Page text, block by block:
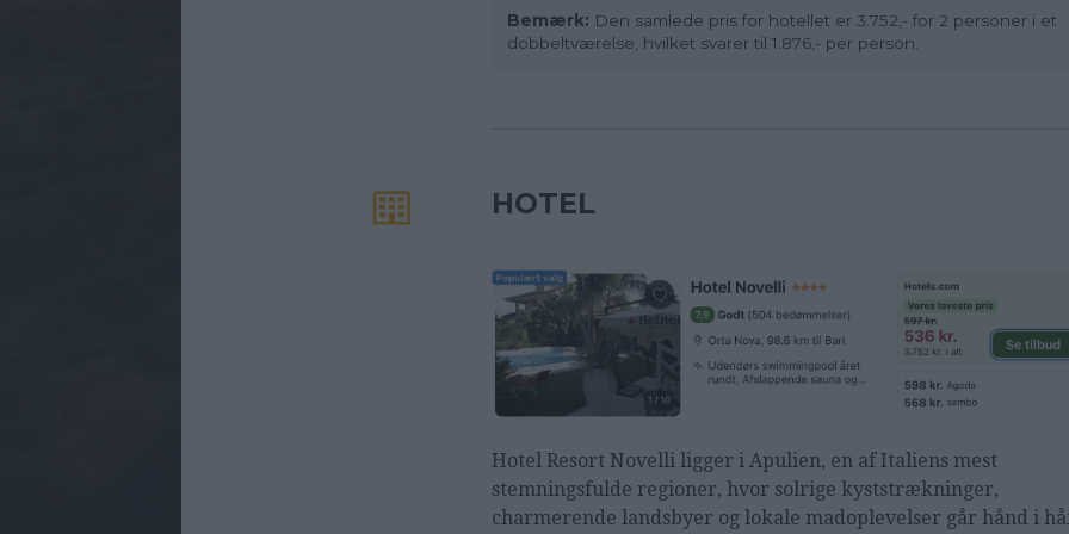
Bemærk: Den samlede pris for hotellet er 3.752,- for 2 personer i et
dobbeltværelse, hvilket svarer til 1.876,- per person.
HOTEL
Hotel Resort Novelli ligger i Apulien, en af Italiens mest
stemningsfulde regioner, hvor solrige kyststrækninger,
charmerende landsbyer og lokale madoplevelser går hånd i